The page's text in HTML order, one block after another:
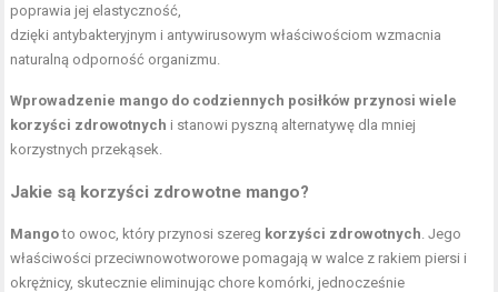
poprawia jej elastyczność,
dzięki antybakteryjnym i antywirusowym właściwościom wzmacnia
naturalną odporność organizmu.
Wprowadzenie mango do codziennych posiłków przynosi wiele
korzyści zdrowotnych i stanowi pyszną alternatywę dla mniej
korzystnych przekąsek.
Jakie są korzyści zdrowotne mango?
Mangoto owoc, który przynosi szereg korzyści zdrowotnych . Jego
właściwości przeciwnowotworowe pomagają w walce z rakiem piersi i
okrężnicy, skutecznie eliminując chore komórki, jednocześnie